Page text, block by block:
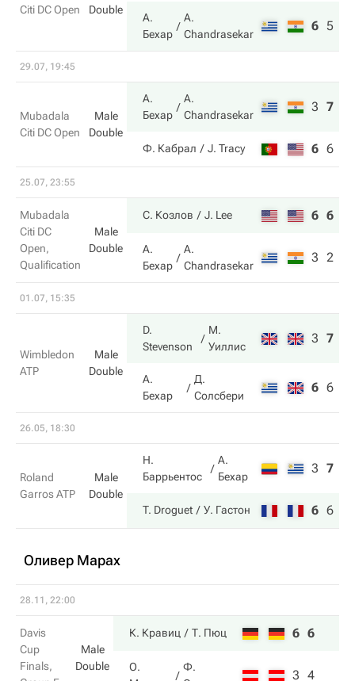
Citi DC Open
Double
А.
Бехар
A.
Chandrasekar
6 5
29.07, 19:45
Mubadala
Citi DC Open
Male
Double
А.
Бехар
A.
Chandrasekar
3 7
Ф. Кабрал J. Tracy 6 6
25.07, 23:55
Mubadala
Citi DC
Open,
Qualification
Male
Double
С. Козлов J. Lee 6 6
А.
Бехар
A.
Chandrasekar
3 2
01.07, 15:35
Wimbledon
ATP
Male
Double
D.
Stevenson
М.
Уиллис
3 7
А.
Бехар
Д.
Солсбери
6 6
26.05, 18:30
Roland
Garros ATP
Male
Double
Н.
Баррьентос
А.
Бехар
3 7
T. Droguet У. Гастон 6 6
Оливер Марах
28.11, 22:00
Davis
Cup
Finals,
Male
Double
К. Кравиц Т. Пюц 6 6
О.
Ф.
3 4